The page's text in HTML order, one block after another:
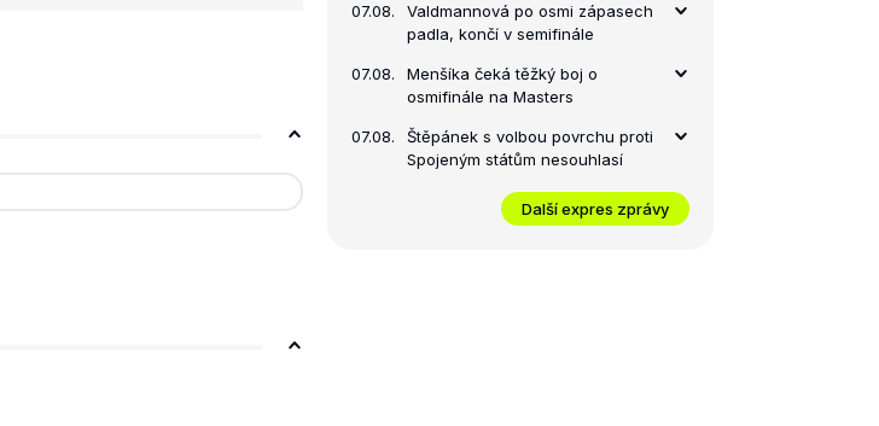
07.08.
Valdmannová po osmi zápasech
padla, končí v semifinále
07.08.
Menšíka čeká těžký boj o
osmifinále na Masters
07.08.
Štěpánek s volbou povrchu proti
Spojeným státům nesouhlasí
Další expres zprávy